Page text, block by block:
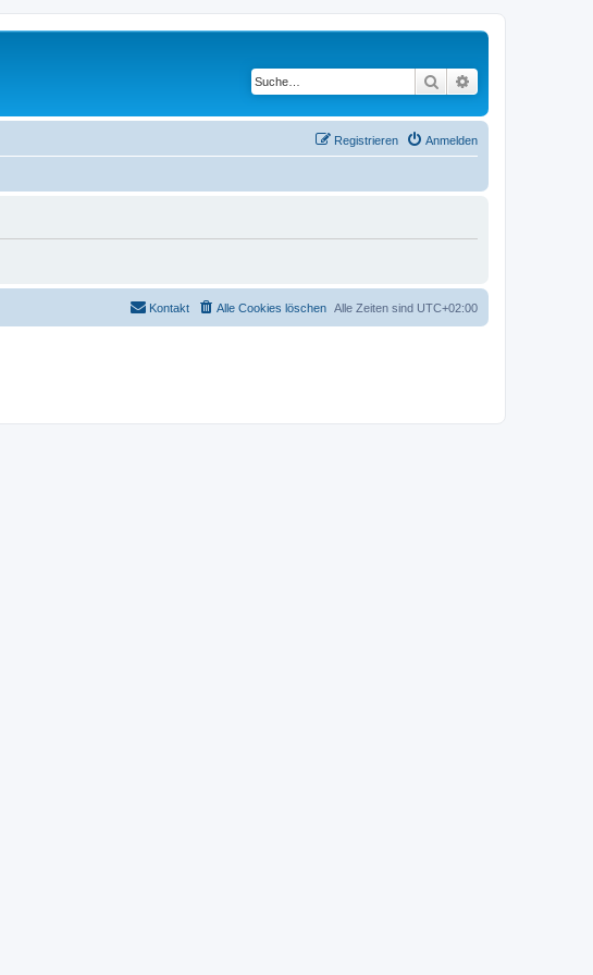
Suche
Anmelden
Registrieren
Alle Zeiten sind UTC+02:00
Alle Cookies löschen
Kontakt